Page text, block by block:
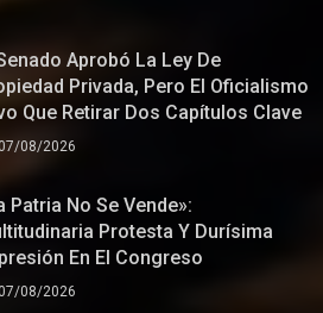
Aprobó La Ley De
Privada, Pero El Oficialismo
Que Retirar Dos Capítulos Clave
08/2026
Patria No Se Vende»:
Protesta Y Durísima
En El Congreso
08/2026